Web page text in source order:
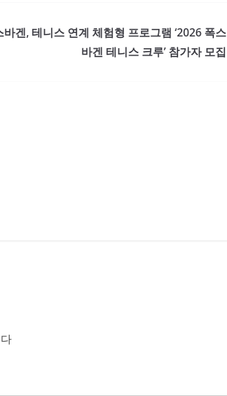
바겐, 테니스 연계 체험형 프로그램 ‘2026 폭스
바겐 테니스 크루’ 참가자 모집